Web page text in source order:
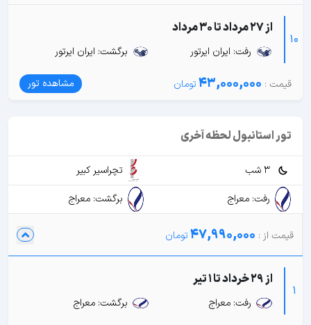
10
از 27 مرداد تا 30 مرداد
رفت: ایران ایرتور برگشت: ایران ایرتور
43,000,000 مشاهده تور
تور استانبول لحظه آخری
3 شب
تچراسیر کبیر
رفت: معراج
برگشت: معراج
47,990,000
1
از 29 خرداد تا 1 تیر
رفت: معراج برگشت: معراج